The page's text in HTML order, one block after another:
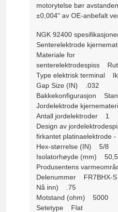
motorytelse bør
±0,004" av OE-anbefalt
NGK 92400
Senterelektrode
Materiale for
senterelektrodespiss
Type elektrisk terminal
Gap Size (IN) .032
Bakkekonfigurasjon
Jordelektrode
Antall jordelektroder 1
Design av
firkantet platinaelektrode
Hex-størrelse (IN) 5/8
Isolatorhøyde (mm)
Produsentens
Delenummer FR7BHX-S
Nå inn) .75
Motstand (ohm) 5000
Setetype Flat